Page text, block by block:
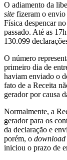
O adiamento da
site fizeram o envio
Física despencar
passado. Até as
130.099
O número
primeiro dia de
haviam enviado o
fato de a Receita
gerador por causa
Normalmente, a
gerador para os
da declaração e
porém, o download
iniciou o prazo de